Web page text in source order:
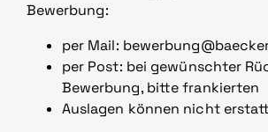
Bewerbung:
per Mail:
per Post: bei gewünschter
Bewerbung, bitte frankierten
Auslagen können nicht